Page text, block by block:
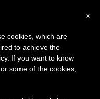
x
cookies, which are
to achieve the
If you want to know
some of the cookies,